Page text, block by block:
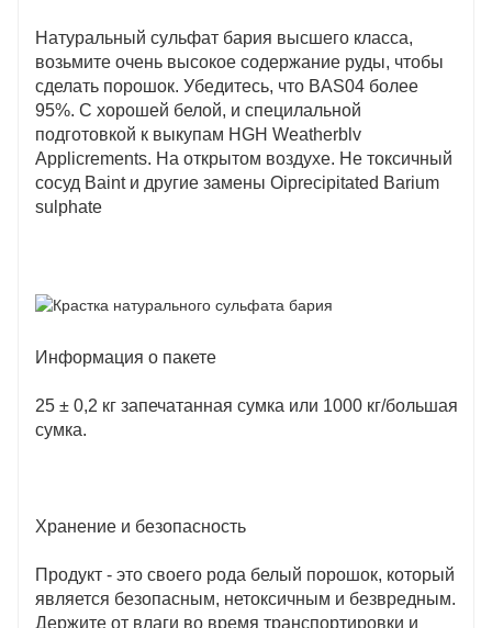
Натуральный сульфат бария высшего класса,
возьмите очень высокое содержание руды, чтобы
сделать порошок. Убедитесь, что BAS04 более
95%. С хорошей белой, и специлальной
подготовкой к выкупам HGH Weatherblv
Applicrements. На открытом воздухе. Не токсичный
сосуд Baint и другие замены Oiprecipitated Barium
sulphate
Информация о пакете
25 ± 0,2 кг запечатанная сумка или 1000 кг/большая
сумка.
Хранение и безопасность
Продукт - это своего рода белый порошок, который
является безопасным, нетоксичным и безвредным.
Держите от влаги во время транспортировки и